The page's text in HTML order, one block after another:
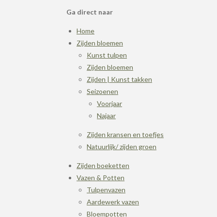
Ga direct naar
Home
Zijden bloemen
Kunst tulpen
Zijden bloemen
Zijden | Kunst takken
Seizoenen
Voorjaar
Najaar
Zijden kransen en toefjes
Natuurlijk/ zijden groen
Zijden boeketten
Vazen & Potten
Tulpenvazen
Aardewerk vazen
Bloempotten